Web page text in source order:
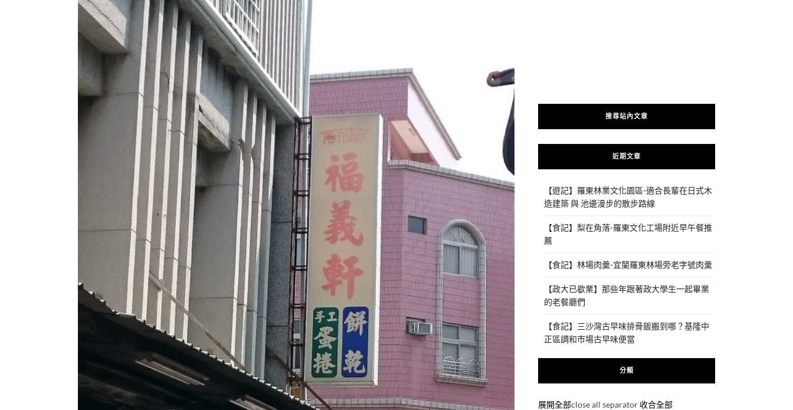
搜尋站內文章
近期文章
【遊記】羅東林業文化園區-適合長輩在日式木
造建築 與 池邊漫步的散步路線
【食記】梨在角落-羅東文化工場附近早午餐推
薦
【食記】林場肉羹-宜蘭羅東林場旁老字號肉羹
【政大已歇業】那些年跟著政大學生一起畢業
的老餐廳們
【食記】三沙灣古早味排骨飯搬到哪？基隆中
正區調和市場古早味便當
分類
展開全部close all separator 收合全部